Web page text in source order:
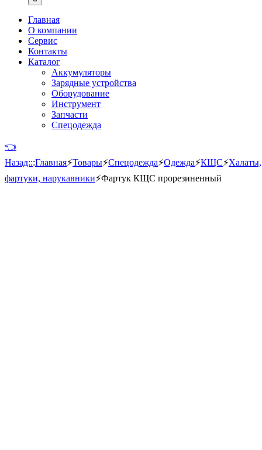
Главная
О компании
Сервис
Контакты
Каталог
Аккумуляторы
Зарядные устройства
Оборудование
Инструмент
Запчасти
Спецодежда
👈
Назад:::Главная⚡Товары⚡Спецодежда⚡Одежда⚡КЩС⚡Халаты,
фартуки, нарукавники⚡Фартук КЩС прорезиненный